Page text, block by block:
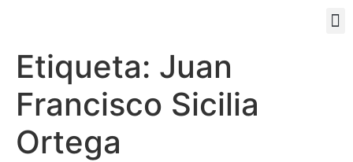
Etiqueta: Juan
Francisco Sicilia
Ortega